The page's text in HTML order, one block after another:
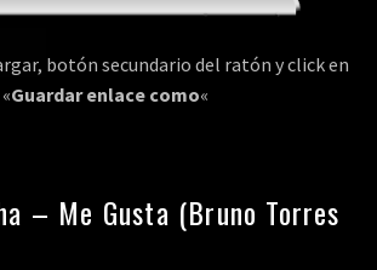
botón secundario del ratón y click en
«Guardar enlace como«
– Me Gusta (Bruno Torres